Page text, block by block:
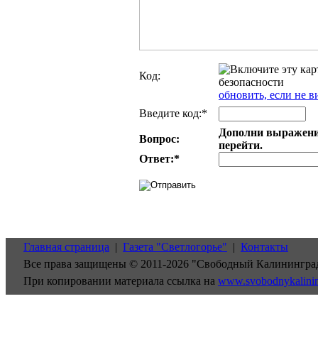
Код:
обновить, если не
Введите код:*
Вопрос:
Дополни
перейти.
Ответ:*
Главная страница | Газета "Светлогорье" | Контакты
Все права защищены © 2011-2026 "Свободный
При копировании материала ссылка на